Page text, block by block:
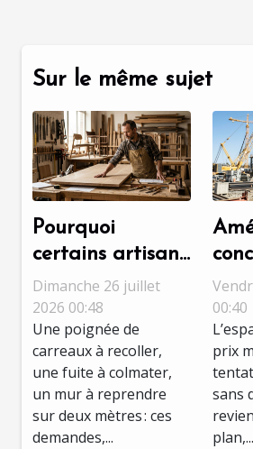
Sur le même sujet
Pourquoi
certains artisans
refusent les
petits travaux,
décryptage d’un
choix
stratégique
Dimanche 26 juillet
2026 00:48
Une poignée de
carreaux à recoller,
une fuite à colmater,
un mur à reprendre
sur deux mètres : ces
demandes,...
00:40
prix
sans
plan,...